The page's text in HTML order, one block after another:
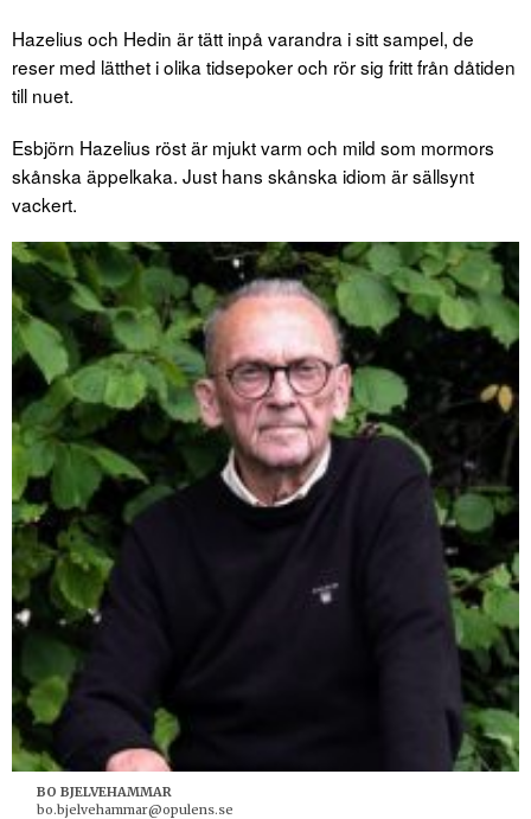
Hazelius och Hedin är tätt inpå varandra i sitt sampel, de
reser med lätthet i olika tidsepoker och rör sig fritt från dåtiden
till nuet.
Esbjörn Hazelius röst är mjukt varm och mild som mormors
skånska äppelkaka. Just hans skånska idiom är sällsynt
vackert.
BO BJELVEHAMMAR
bo.bjelvehammar@opulens.se